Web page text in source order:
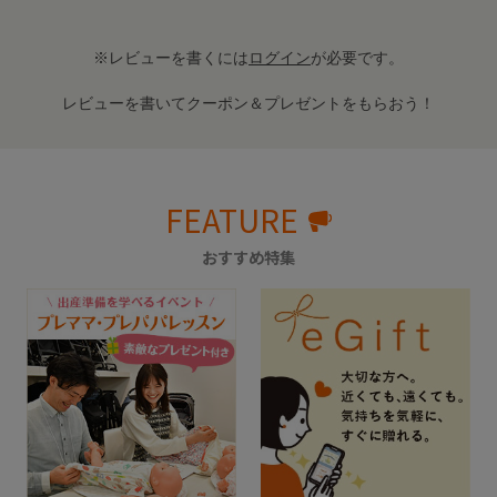
※レビューを書くにはログインが必要です。
レビューを書いてクーポン＆プレゼントをもらおう！
FEATURE
おすすめ特集